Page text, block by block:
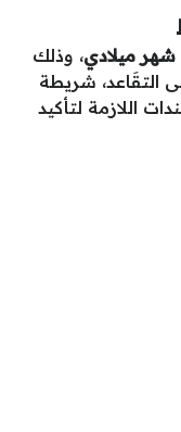
شهر ميلادي، وذلك
التقَاعد، شريطة
اللازمة لتأكيد